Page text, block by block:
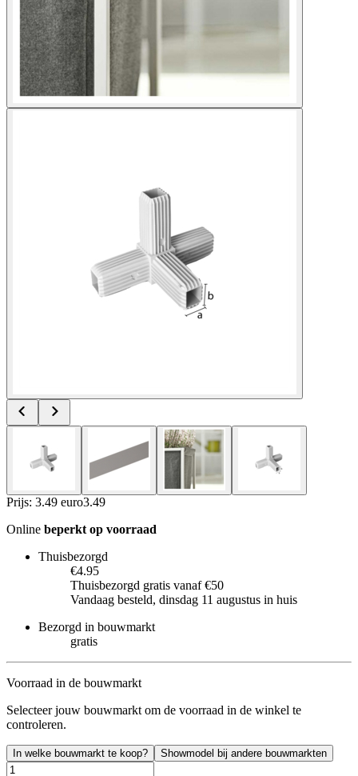
Prijs: 3.49 euro3.49
Online beperkt op voorraad
Thuisbezorgd
€4.95
Thuisbezorgd gratis vanaf €50
Vandaag besteld, dinsdag 11 augustus in huis
Bezorgd in bouwmarkt
gratis
Voorraad in de bouwmarkt
Selecteer jouw bouwmarkt om de voorraad in de winkel te
controleren.
In welke bouwmarkt te koop? Showmodel bij andere bouwmarkten